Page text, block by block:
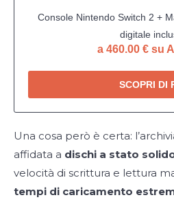
Console Nintendo Switch 2 +
digitale
a 460.00 € su
SCOPRI DI
Una cosa però è certa:
affidata a dischi a stato
velocità di scrittura e lettura
tempi di caricamento